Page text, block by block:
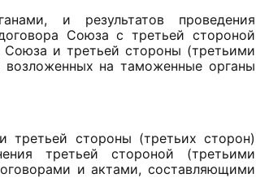
и результатов проведения
Союза с третьей стороной
и третьей стороны (третьими
на таможенные органы
стороны (третьих сторон)
третьей стороной (третьими
и актами, составляющими